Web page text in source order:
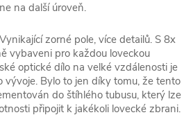
na další úroveň.
zorné pole, více detailů. S 8x
vybaveni pro každou loveckou
optické dílo na velké vzdálenosti je
vývoje. Bylo to jen díky tomu, že tento
do štíhlého tubusu, který lze
připojit k jakékoli lovecké zbrani.